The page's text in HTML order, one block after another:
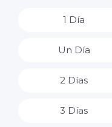
1 Día
Un Día
2 Días
3 Días